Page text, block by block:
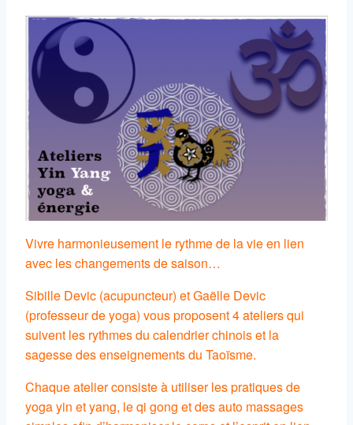
Vivre harmonieusement le rythme de la vie en lien
avec les changements de saison…
Sibille Devic (acupuncteur) et Gaëlle Devic
(professeur de yoga) vous proposent 4 ateliers qui
suivent les rythmes du calendrier chinois et la
sagesse des enseignements du Taoïsme.
Chaque atelier consiste à utiliser les pratiques de
yoga yin et yang, le qi gong et des auto massages